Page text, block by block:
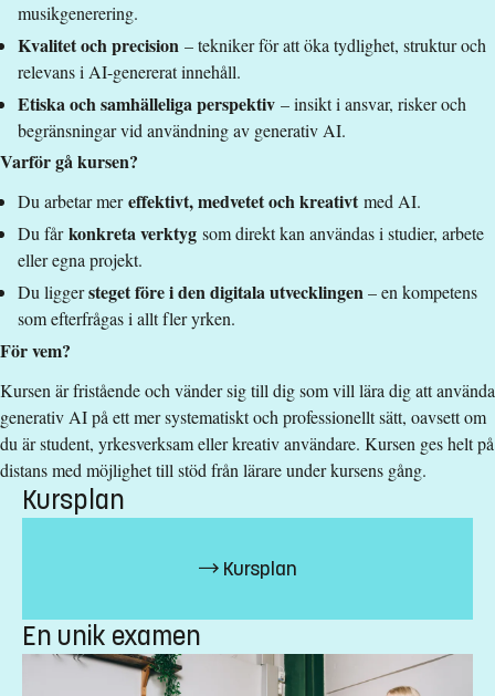
Urval
Betyg (50%) högskoleprov (35%) akademiska poäng (15%)
Kurstidsinformation
Kursen kommer att ha individuella obligatoriska
hålla sig till. Kursen går under höstterminen. Inga
handledningstillfällen eller redovisningstillfällen erbjuds under
höstlov.
Studieavgift
8300 kr - OBS! Gäller bara studenter utanför EU/EES och
Har du frågor om kursen, kontakta oss.
Studievägledning
fristaendekurs.lith@liu.se
musikgenerering.
Kvalitet och precision – tekniker för att öka tydlighet, struktur och
relevans i AI-genererat innehåll.
Etiska och samhälleliga perspektiv – insikt i ansvar, risker och
begränsningar vid användning av generativ AI.
Varför gå kursen?
Du arbetar mereffektivt, medvetet och kreativtmed AI.
Du fårkonkreta verktyg som direkt kan användas i studier, arbete
eller egna projekt.
Du liggersteget före i den digitala utvecklingen– en kompetens
som efterfrågas i allt fler yrken.
För vem?
Kursen är fristående och vänder sig till dig som vill lära dig att använda
generativ AI på ett mer systematiskt och professionellt sätt, oavsett om
du är student, yrkesverksam eller kreativ användare. Kursen ges helt på
distans med möjlighet till stöd från lärare under kursens gång.
Kursplan
Kursplan
En unik examen